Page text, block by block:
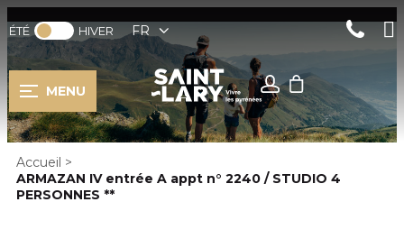
ÉTÉ HIVER FR
MENU
Accueil >
ARMAZAN IV entrée A appt n° 2240 / STUDIO 4
PERSONNES **